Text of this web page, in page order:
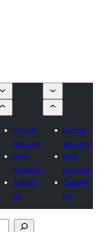
Prześlij
wtyczkę
Moje
ulubione
Zaloguj
się
Prześlij
wtyczkę
Moje
ulubione
Zaloguj
się